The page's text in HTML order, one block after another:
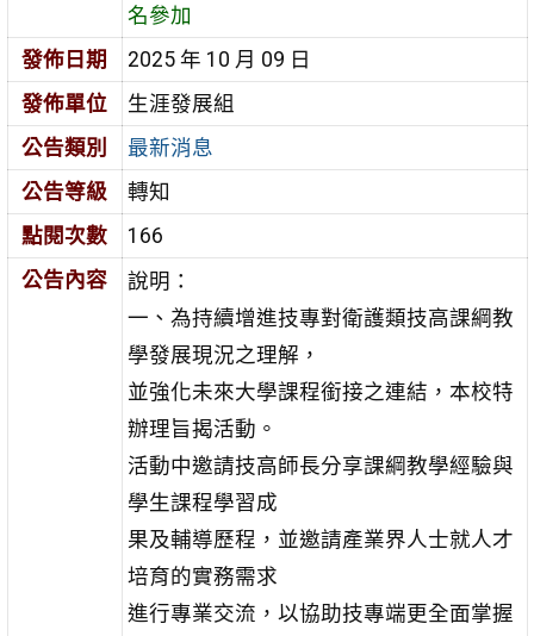
名參加
發佈日期
2025 年 10 月 09 日
發佈單位
生涯發展組
公告類別
最新消息
公告等級
轉知
點閱次數
166
公告內容
說明：
一、為持續增進技專對衛護類技高課綱教
學發展現況之理解，
並強化未來大學課程銜接之連結，本校特
辦理旨揭活動。
活動中邀請技高師長分享課綱教學經驗與
學生課程學習成
果及輔導歷程，並邀請產業界人士就人才
培育的實務需求
進行專業交流，以協助技專端更全面掌握